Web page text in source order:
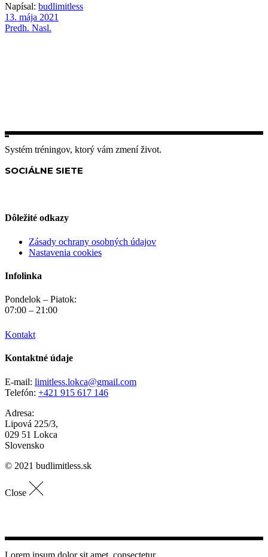
Napísal: budlimitless
13. mája 2021
Predh. Nasl.
Systém tréningov, ktorý vám zmení život.
SOCIÁLNE SIETE
Dôležité odkazy
Zásady ochrany osobných údajov
Nastavenia cookies
Infolinka
Pondelok – Piatok:
07:00 – 21:00
Kontakt
Kontaktné údaje
E-mail: limitless.lokca@gmail.com
Telefón: +421 915 617 146
Adresa:
Lipová 225/3,
029 51 Lokca
Slovensko
© 2021 budlimitless.sk
Close